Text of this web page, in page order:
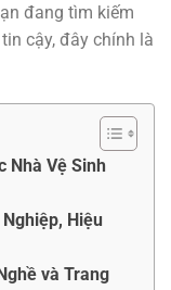
đang tìm kiếm
cậy, đây chính là
Nhà Vệ Sinh
Hiệu
và Trang